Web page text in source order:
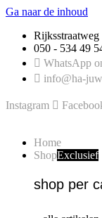
Ga naar de inhoud
050 - 534 49
WhatsApp
info@ha-
Instagram
Home
ShopExclusief
shop per